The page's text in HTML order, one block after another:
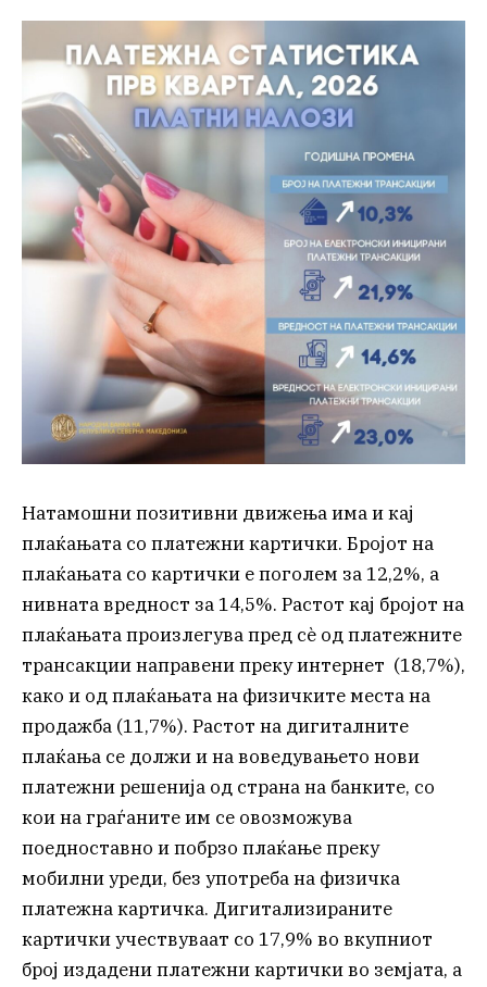
Натамошни позитивни движења има и кај
плаќањата со платежни картички. Бројот на
плаќањата со картички е поголем за 12,2%, а
нивната вредност за 14,5%. Растот кај бројот на
плаќањата произлегува пред сѐ од платежните
трансакции направени преку интернет (18,7%),
како и од плаќањата на физичките места на
продажба (11,7%). Растот на дигиталните
плаќања се должи и на воведувањето нови
платежни решенија од страна на банките, со
кои на граѓаните им се овозможува
поедноставно и побрзо плаќање преку
мобилни уреди, без употреба на физичка
платежна картичка. Дигитализираните
картички учествуваат со 17,9% во вкупниот
број издадени платежни картички во земјата, а